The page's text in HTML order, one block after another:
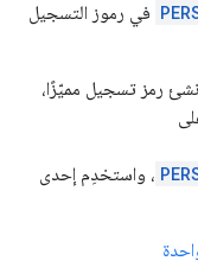
في رموز التسجيل
أنشئ رمز تسجيل مميّزًا،
، واستخدِم إحدى